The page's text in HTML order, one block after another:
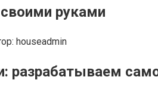
руками
houseadmin
разрабатываем